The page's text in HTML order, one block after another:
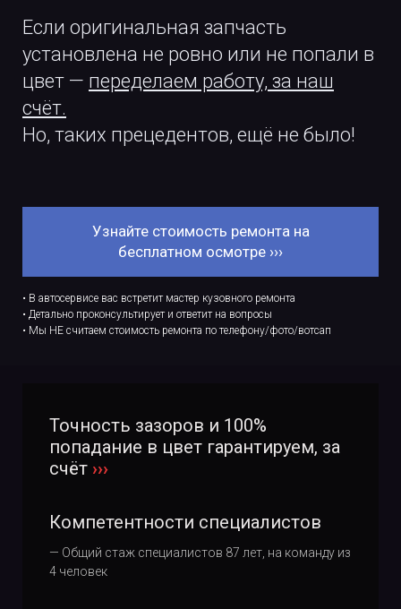
Если оригинальная запчасть
установлена не ровно или не попали в
цвет — переделаем работу, за наш
счёт.
Но, таких прецедентов, ещё не было!
Узнайте стоимость ремонта на
бесплатном осмотре ›››
• В автосервисе вас встретит мастер кузовного ремонта
• Детально проконсультирует и ответит на вопросы
• Мы НЕ считаем стоимость ремонта по телефону/фото/вотсап
Точность зазоров и 100%
попадание в цвет гарантируем, за
счёт ›››
Компетентности специалистов
— Общий стаж специалистов 87 лет, на команду из
4 человек